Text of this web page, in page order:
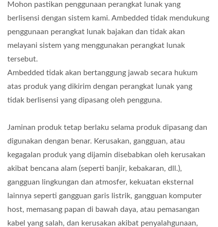
Mohon pastikan penggunaan perangkat lunak yang
berlisensi dengan sistem kami. Ambedded tidak mendukung
penggunaan perangkat lunak bajakan dan tidak akan
melayani sistem yang menggunakan perangkat lunak
tersebut.
Ambedded tidak akan bertanggung jawab secara hukum
atas produk yang dikirim dengan perangkat lunak yang
tidak berlisensi yang dipasang oleh pengguna.
Jaminan produk tetap berlaku selama produk dipasang dan
digunakan dengan benar. Kerusakan, gangguan, atau
kegagalan produk yang dijamin disebabkan oleh kerusakan
akibat bencana alam (seperti banjir, kebakaran, dll.),
gangguan lingkungan dan atmosfer, kekuatan eksternal
lainnya seperti gangguan garis listrik, gangguan komputer
host, memasang papan di bawah daya, atau pemasangan
kabel yang salah, dan kerusakan akibat penyalahgunaan,